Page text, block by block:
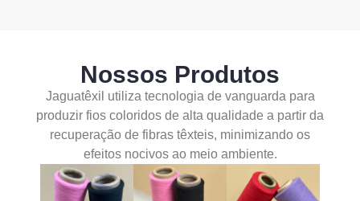
Nossos Produtos
Jaguatêxil utiliza tecnologia de vanguarda para
produzir fios coloridos de alta qualidade a partir da
recuperação de fibras têxteis, minimizando os
efeitos nocivos ao meio ambiente.